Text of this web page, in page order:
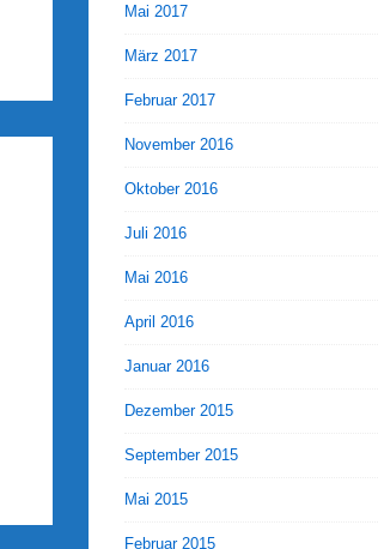
Mai 2017
März 2017
Februar 2017
November 2016
Oktober 2016
Juli 2016
Mai 2016
April 2016
Januar 2016
Dezember 2015
September 2015
Mai 2015
Februar 2015